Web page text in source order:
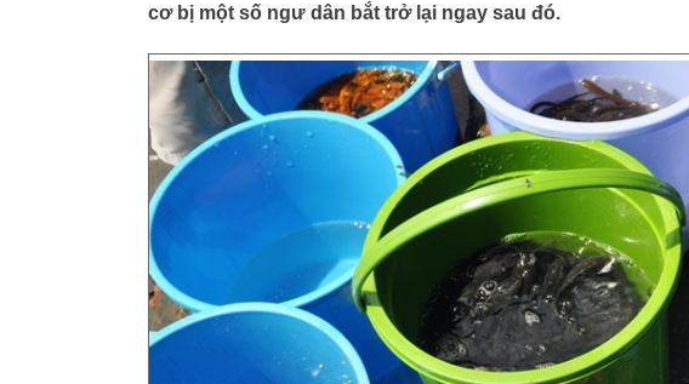
cơ bị một số ngư dân bắt trở lại ngay sau đó.